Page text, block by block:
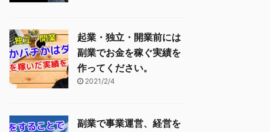
起業・独立・開業前には
副業でお金を稼ぐ実績を
作ってください。
2021/2/4
副業で事業運営、経営を